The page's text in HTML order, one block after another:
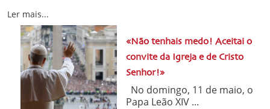
Ler mais...
«Não tenhais medo! Aceitai o
convite da Igreja e de Cristo
Senhor!»
No domingo, 11 de maio, o
Papa Leão XIV ...